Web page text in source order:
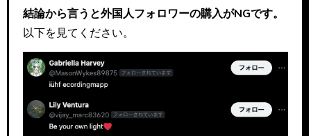
結論から言うと外国人フォロワーの購入がNGです。
以下を見てください。